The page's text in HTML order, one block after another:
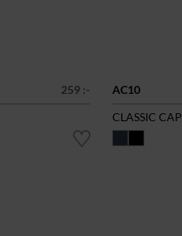
259 :-
AC10
CLASSIC CAP